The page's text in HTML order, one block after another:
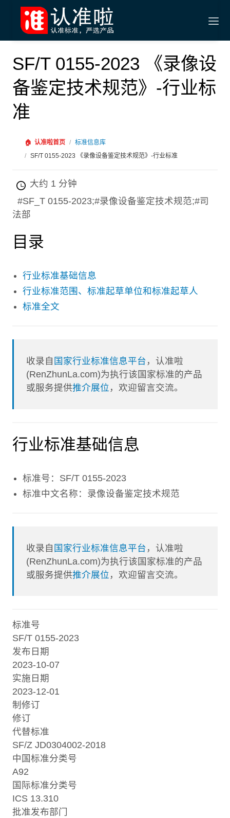
SF/T 0155-2023 《录像设
备鉴定技术规范》-行业标
准
🏠 认准啦首页 / 标准信息库
/ SF/T 0155-2023 《录像设备鉴定技术规范》-行业标准
大约 1 分钟
#SF_T 0155-2023;#录像设备鉴定技术规范;#司
法部
目录
行业标准基础信息
行业标准范围、标准起草单位和标准起草人
标准全文
收录自 国家行业标准信息平台 ，认准啦
(RenZhunLa.com)为执行该国家标准的产品
或服务提供推介展位 ，欢迎留言交流。
行业标准基础信息
标准号：SF/T 0155-2023
标准中文名称：录像设备鉴定技术规范
收录自 国家行业标准信息平台 ，认准啦
(RenZhunLa.com)为执行该国家标准的产品
或服务提供推介展位 ，欢迎留言交流。
标准号
SF/T 0155-2023
发布日期
2023-10-07
实施日期
2023-12-01
制修订
修订
代替标准
SF/Z JD0304002-2018
中国标准分类号
A92
国际标准分类号
ICS 13.310
批准发布部门